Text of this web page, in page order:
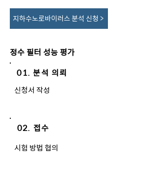
지하수노로바이러스 분석 신청 >
정수 필터 성능 평가
01. 분석 의뢰
신청서 작성
02. 접수
​시험 방법 협의